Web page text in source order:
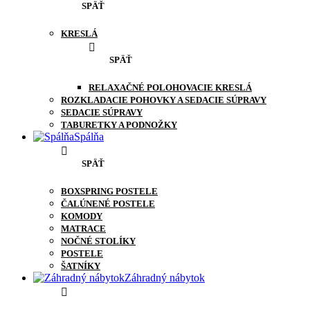
SPÄŤ
KRESLÁ
SPÄŤ
RELAXAČNÉ POLOHOVACIE KRESLÁ
ROZKLADACIE POHOVKY A SEDACIE SÚPRAVY
SEDACIE SÚPRAVY
TABURETKY A PODNOŽKY
Spálňa
SPÄŤ
BOXSPRING POSTELE
ČALÚNENÉ POSTELE
KOMODY
MATRACE
NOČNÉ STOLÍKY
POSTELE
ŠATNÍKY
Záhradný nábytok